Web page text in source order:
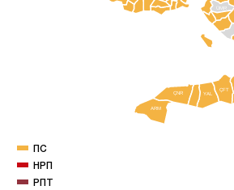
YAL
ARM
ÇNR
ÇFT
ПС
НРП
РПТ